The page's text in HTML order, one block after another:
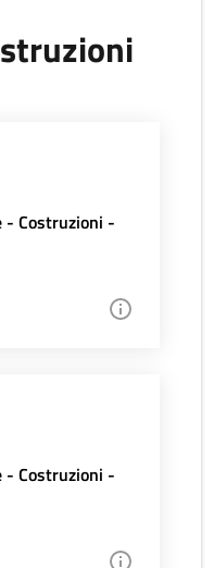
- Costruzioni -
- Costruzioni -